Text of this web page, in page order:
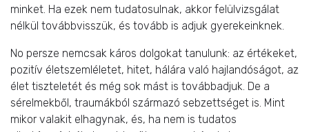
minket. Ha ezek nem tudatosulnak, akkor felülvizsgálat
nélkül továbbvisszük, és tovább is adjuk gyerekeinknek.
No persze nemcsak káros dolgokat tanulunk: az értékeket,
pozitív életszemléletet, hitet, hálára való hajlandóságot, az
élet tiszteletét és még sok mást is továbbadjuk. De a
sérelmekből, traumákból származó sebzettséget is. Mint
mikor valakit elhagynak, és, ha nem is tudatos